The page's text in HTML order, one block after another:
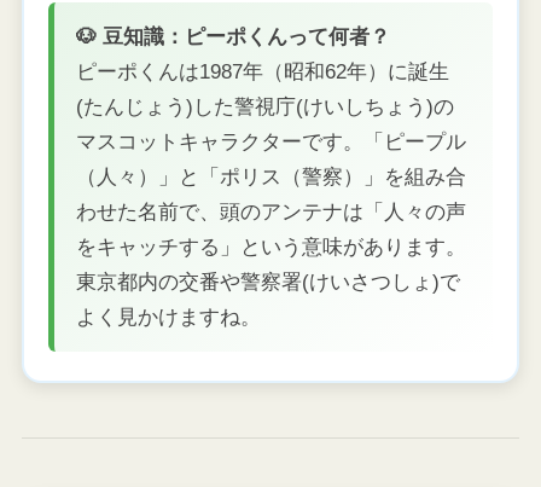
🐶 豆知識：ピーポくんって何者？
ピーポくんは1987年（昭和62年）に誕生
(たんじょう)した警視庁(けいしちょう)の
マスコットキャラクターです。「ピープル
（人々）」と「ポリス（警察）」を組み合
わせた名前で、頭のアンテナは「人々の声
をキャッチする」という意味があります。
東京都内の交番や警察署(けいさつしょ)で
よく見かけますね。